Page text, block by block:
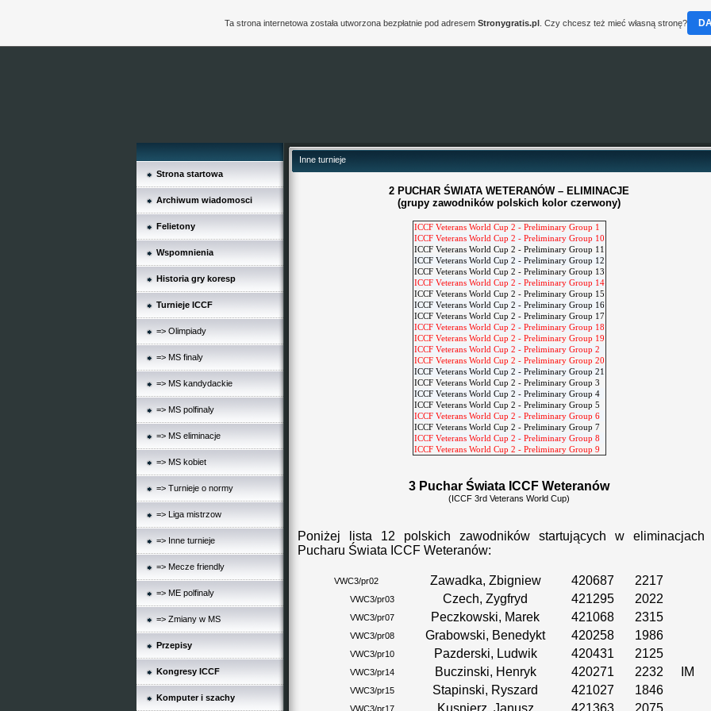
Strona startowa
Archiwum wiadomosci
Felietony
Wspomnienia
Historia gry koresp
Turnieje ICCF
=> Olimpiady
=> MS finaly
=> MS kandydackie
=> MS polfinaly
=> MS eliminacje
=> MS kobiet
=> Turnieje o normy
=> Liga mistrzow
=> Inne turnieje
=> Mecze friendly
=> ME polfinaly
=> Zmiany w MS
Przepisy
Kongresy ICCF
Komputer i szachy
Inne turnieje
2 PUCHAR ŚWIATA WETERANÓW – ELIMINACJE
(grupy zawodników polskich kolor czerwony)
ICCF Veterans World Cup 2 - Preliminary Group 1
ICCF Veterans World Cup 2 - Preliminary Group 10
ICCF Veterans World Cup 2 - Preliminary Group 11
ICCF Veterans World Cup 2 - Preliminary Group 12
ICCF Veterans World Cup 2 - Preliminary Group 13
ICCF Veterans World Cup 2 - Preliminary Group 14
ICCF Veterans World Cup 2 - Preliminary Group 15
ICCF Veterans World Cup 2 - Preliminary Group 16
ICCF Veterans World Cup 2 - Preliminary Group 17
ICCF Veterans World Cup 2 - Preliminary Group 18
ICCF Veterans World Cup 2 - Preliminary Group 19
ICCF Veterans World Cup 2 - Preliminary Group 2
ICCF Veterans World Cup 2 - Preliminary Group 20
ICCF Veterans World Cup 2 - Preliminary Group 21
ICCF Veterans World Cup 2 - Preliminary Group 3
ICCF Veterans World Cup 2 - Preliminary Group 4
ICCF Veterans World Cup 2 - Preliminary Group 5
ICCF Veterans World Cup 2 - Preliminary Group 6
ICCF Veterans World Cup 2 - Preliminary Group 7
ICCF Veterans World Cup 2 - Preliminary Group 8
ICCF Veterans World Cup 2 - Preliminary Group 9
3 Puchar Świata ICCF Weteranów
(ICCF 3rd Veterans World Cup)
Poniżej lista 12 polskich zawodników startujących w eliminacjach
Pucharu Świata ICCF Weteranów:
VWC3/pr02 Zawadka, Zbigniew 420687 2217
VWC3/pr03 Czech, Zygfryd 421295 2022
VWC3/pr07 Peczkowski, Marek 421068 2315
VWC3/pr08 Grabowski, Benedykt 420258 1986
VWC3/pr10 Pazderski, Ludwik 420431 2125
VWC3/pr14 Buczinski, Henryk 420271 2232 IM
VWC3/pr15 Stapinski, Ryszard 421027 1846
VWC3/pr17 Kusnierz, Janusz 421363 2075
Ta strona internetowa została utworzona bezpłatnie pod adresem Stronygratis.pl. Czy chcesz też mieć własną stronę?